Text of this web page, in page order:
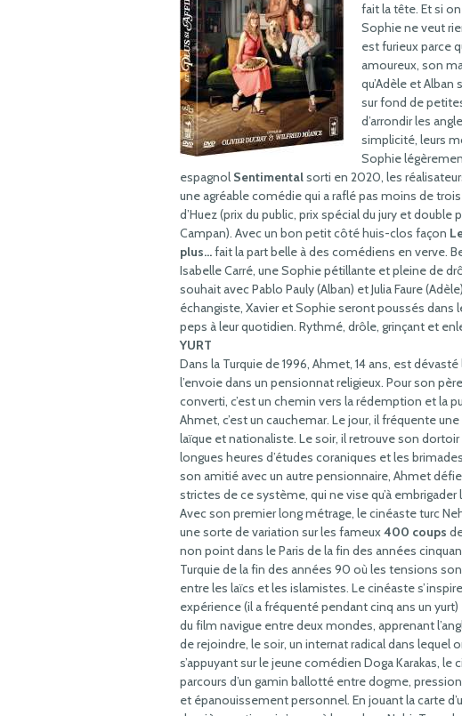
fait la tête. Et si
Sophie ne veut
est furieux parce
amoureux, son
qu’Adèle et
sur fond de
d’arrondir les
simplicité, leurs
Sophie
espagnol Sentimentalsorti en 2020, les
une agréable comédie qui a raflé pas moins de
d’Huez (prix du public, prix spécial du jury et
Campan). Avec un bon petit côté huis-clos façon
plus…fait la part belle à des comédiens en verve.
Isabelle Carré, une Sophie pétillante et pleine de
souhait avec Pablo Pauly (Alban) et Julia Faure
échangiste, Xavier et Sophie seront poussés
peps à leur quotidien. Rythmé, drôle, grinçant et
YURT
Dans la Turquie de 1996, Ahmet, 14 ans, est
l’envoie dans un pensionnat religieux. Pour son
converti, c’est un chemin vers la rédemption et la
Ahmet, c’est un cauchemar. Le jour, il fréquente
laïque et nationaliste. Le soir, il retrouve son dortoir
longues heures d’études coraniques et les
son amitié avec un autre pensionnaire, Ahmet
strictes de ce système, qui ne vise qu’à embrigader
Avec son premier long métrage, le cinéaste turc
une sorte de variation sur les fameux400 coups
non point dans le Paris de la fin des années
Turquie de la fin des années 90 où les tensions
entre les laïcs et les islamistes. Le cinéaste
expérience (il a fréquenté pendant cinq ans un
du film navigue entre deux mondes, apprenant
de rejoindre, le soir, un internat radical dans lequel
s’appuyant sur le jeune comédien Doga Karakas,
parcours d’un gamin ballotté entre dogme,
et épanouissement personnel. En jouant la carte